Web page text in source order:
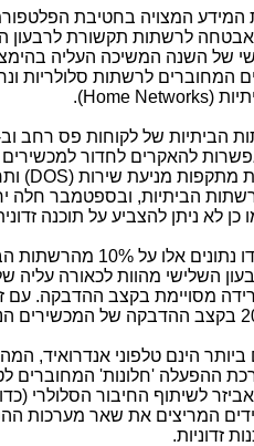
המידע המצויה בחטיבת
של השנה המשיכה העליה
המחוברים לרשתות סלולריות
(
Home Networks
).
להאקרים לחדור
מתקפות מניעת שירות (DOS
)
כן לא ניתן להצביע על תוכנה
מסויימת בקצב ההדבקה. עם
ההפעלה 'חלונות' המחוברים
לשיתוף החיבור הסלולרי
המריצים את שאר מערכות
זדוניות.